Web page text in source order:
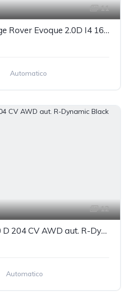
11
LAND ROVER Range Rover Evoque 2.0D I4 163 CV AWD Auto R-Dynamic
Automatico
12
JAGUAR F-Pace 2.0 D 204 CV AWD aut. R-Dynamic Black
Automatico